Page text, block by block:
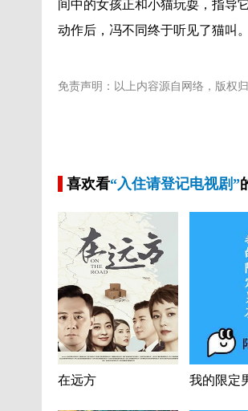
间中的女孩正和小猫玩耍，指导
动作后，冯不同终于听见了猫叫
免责声明：以上内容源自网络，版权
喜欢看“入住请登记电视剧”
在远方 我的限定